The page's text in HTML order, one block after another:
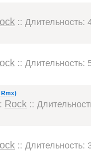
:: Длительность:
:: Длительность:
Rmx)
Rock ::
:: Длительность: